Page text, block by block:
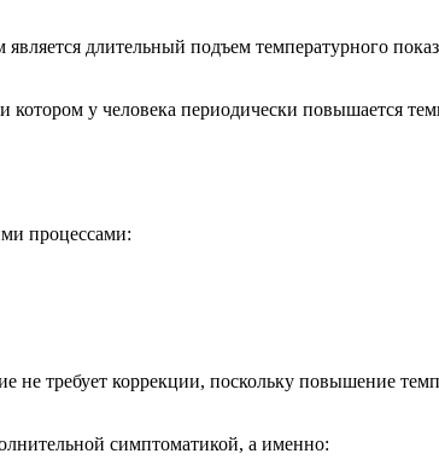
длительный подъем температурного
у человека периодически повышается
процессами:
не требует коррекции, поскольку повышение
симптоматикой, а именно: